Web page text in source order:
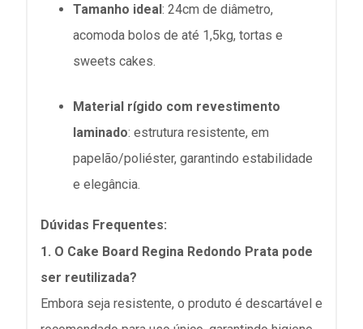
Tamanho ideal: 24cm de diâmetro,
acomoda bolos de até 1,5kg, tortas e
sweets cakes.
Material rígido com revestimento
laminado: estrutura resistente, em
papelão/poliéster, garantindo estabilidade
e elegância.
Dúvidas Frequentes:
1. O Cake Board Regina Redondo Prata pode
ser reutilizada?
Embora seja resistente, o produto é descartável e